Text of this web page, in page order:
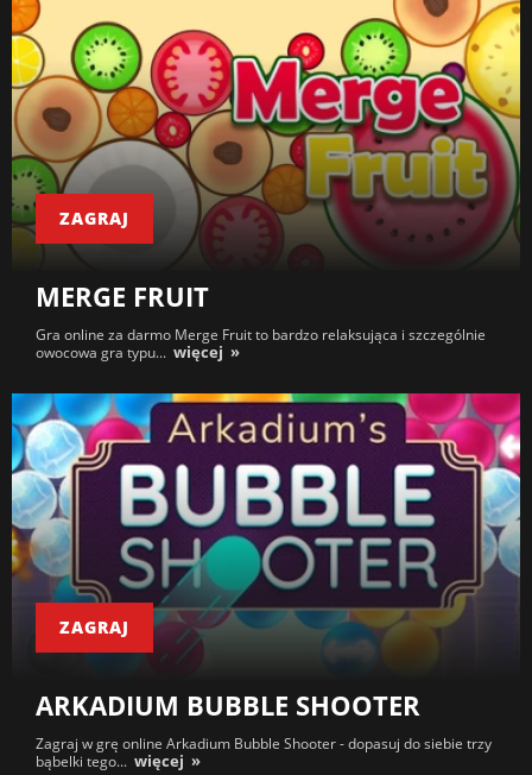
ZAGRAJ
MERGE FRUIT
Gra online za darmo Merge Fruit to bardzo relaksująca i szczególnie
owocowa gra typu... więcej
ZAGRAJ
ARKADIUM BUBBLE SHOOTER
Zagraj w grę online Arkadium Bubble Shooter - dopasuj do siebie trzy
bąbelki tego... więcej